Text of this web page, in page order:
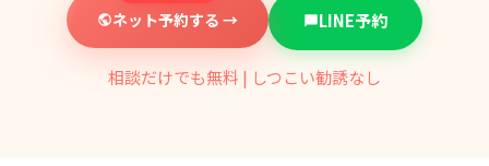
ネット予約する → LINE予約
相談だけでも無料 | しつこい勧誘なし